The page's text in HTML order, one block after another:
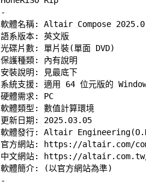
-
軟體名稱: Altair Compose
語系版本: 英文版
光碟片數: 單片裝(單面 DVD)
保護種類: 內有說明
安裝說明:
見最底下
系統支援: 適用 64 位元版的
硬體需求: PC
軟體類型: 數值計算環境
更新日期: 2025.03.05
軟體發行: Altair
官方網站:
https://altair.com/
中文網站:
https://altair.com.tw/